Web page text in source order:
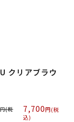
クリアブラウ
円(税
7,700円(税
込)